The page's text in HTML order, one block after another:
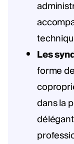
Les
forme
dans la